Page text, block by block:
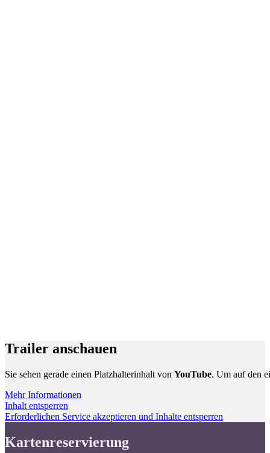
Trailer anschauen
Sie sehen gerade einen Platzhalterinhalt von YouTube. Um auf den
Mehr Informationen
Inhalt entsperren
Erforderlichen Service akzeptieren und Inhalte entsperren
Kartenreservierung